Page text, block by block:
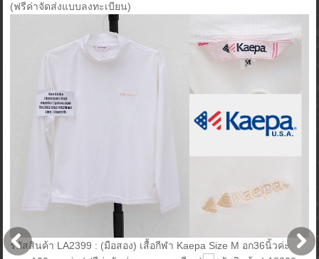
(ฟรีค่าจัดส่งแบบลงทะเบียน)
รหัสสินค้า LA2399 : (มือสอง) เสื้อกีฬา Kaepa Size M อก36นิ้วค่ะ